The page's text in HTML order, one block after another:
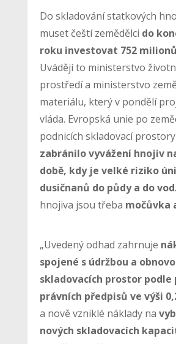
Do skladování statkových
muset čeští zemědělci do
roku investovat 752
Uvádějí to ministerstvo
prostředí a ministerstvo
materiálu, který v pondělí
vláda. Evropská unie po
podnicích skladovací
zabránilo vyvážení hnojiv
době, kdy je velké riziko
dusičnanů do půdy a do vod
hnojiva jsou třeba močůvka
„Uvedený odhad zahrnuje
spojené s údržbou a
skladovacích prostor podle
právních předpisů ve výši
a nově vzniklé náklady na
nových skladovacích